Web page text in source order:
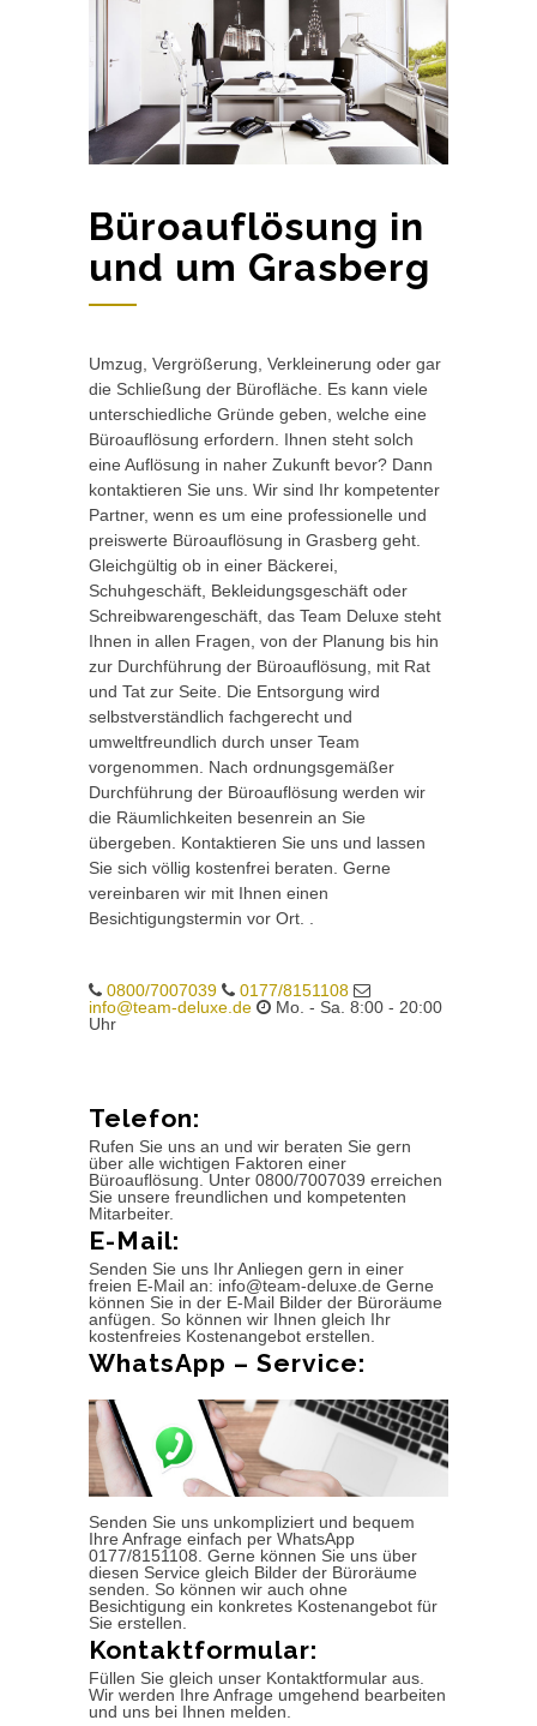
Büroauflösung in
und um Grasberg
Umzug, Vergrößerung, Verkleinerung oder gar
die Schließung der Bürofläche. Es kann viele
unterschiedliche Gründe geben, welche eine
Büroauflösung erfordern. Ihnen steht solch
eine Auflösung in naher Zukunft bevor? Dann
kontaktieren Sie uns. Wir sind Ihr kompetenter
Partner, wenn es um eine professionelle und
preiswerte Büroauflösung in Grasberg geht.
Gleichgültig ob in einer Bäckerei,
Schuhgeschäft, Bekleidungsgeschäft oder
Schreibwarengeschäft, das Team Deluxe steht
Ihnen in allen Fragen, von der Planung bis hin
zur Durchführung der Büroauflösung, mit Rat
und Tat zur Seite. Die Entsorgung wird
selbstverständlich fachgerecht und
umweltfreundlich durch unser Team
vorgenommen. Nach ordnungsgemäßer
Durchführung der Büroauflösung werden wir
die Räumlichkeiten besenrein an Sie
übergeben. Kontaktieren Sie uns und lassen
Sie sich völlig kostenfrei beraten. Gerne
vereinbaren wir mit Ihnen einen
Besichtigungstermin vor Ort. .
0800/7007039
0177/8151108
info@team-deluxe.de
Mo. - Sa. 8:00 - 20:00
Uhr
Telefon:
Rufen Sie uns an und wir beraten Sie gern
über alle wichtigen Faktoren einer
Büroauflösung. Unter 0800/7007039 erreichen
Sie unsere freundlichen und kompetenten
Mitarbeiter.
E-Mail:
Senden Sie uns Ihr Anliegen gern in einer
freien E-Mail an: info@team-deluxe.de Gerne
können Sie in der E-Mail Bilder der Büroräume
anfügen. So können wir Ihnen gleich Ihr
kostenfreies Kostenangebot erstellen.
WhatsApp – Service:
Senden Sie uns unkompliziert und bequem
Ihre Anfrage einfach per WhatsApp
0177/8151108. Gerne können Sie uns über
diesen Service gleich Bilder der Büroräume
senden. So können wir auch ohne
Besichtigung ein konkretes Kostenangebot für
Sie erstellen.
Kontaktformular:
Füllen Sie gleich unser Kontaktformular aus.
Wir werden Ihre Anfrage umgehend bearbeiten
und uns bei Ihnen melden.